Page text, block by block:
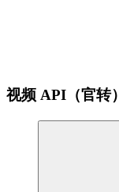
视频 API（官转）